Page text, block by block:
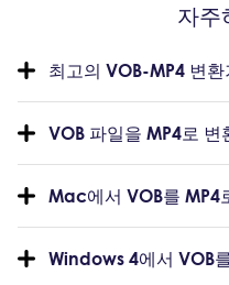
자주
최고의 VOB-MP4 변
VOB 파일을 MP4로
Mac에서 VOB를 MP4
Windows 4에서 VOB